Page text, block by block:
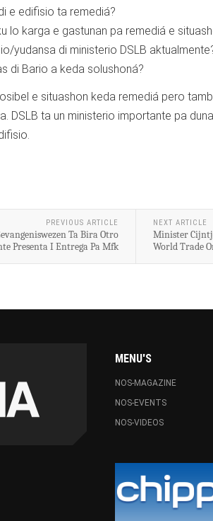
e edifisio ta remediá?
lo karga e gastunan pa remediá e
yudansa di ministerio DSLB
di Bario a keda solushoná?
e situashon keda remediá pero
DSLB ta un ministerio importante pa
PREVIOUS ARTICLE
Ta Bira Otro
Presenta I Entrega Pa Mfk
NEXT ARTICLE
Minister
World Trade
MENU'S
NOS-MAGAZINE
NOS-EVENTS
NOS-VIDEOS